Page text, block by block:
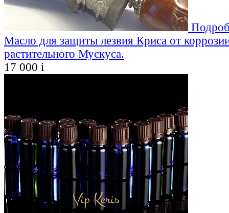
Масло для защиты лезвия Криса от
растительного Мускуса.
17 000 i